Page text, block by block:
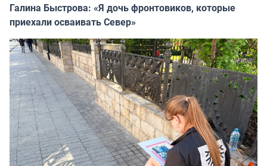
Галина Быстрова: «Я дочь фронтовиков, которые
приехали осваивать Север»